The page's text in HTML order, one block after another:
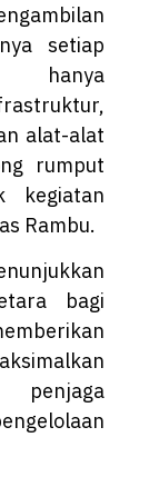
setiap
hanya
alat-alat
rumput
kegiatan
Rambu.
bagi